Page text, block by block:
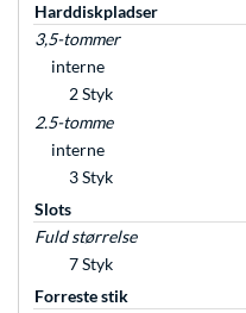
Harddiskpladser
3,5-tommer
interne
2 Styk
2.5-tomme
interne
3 Styk
Slots
Fuld størrelse
7 Styk
Forreste stik